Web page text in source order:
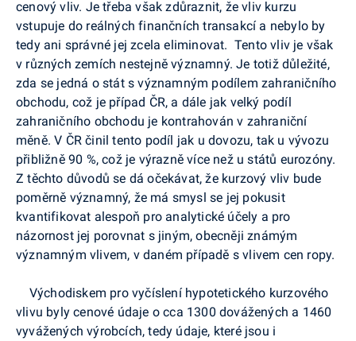
cenový vliv. Je třeba však zdůraznit, že vliv kurzu
vstupuje do reálných finančních transakcí a nebylo by
tedy ani správné jej zcela eliminovat. Tento vliv je však
v různých zemích nestejně významný. Je totiž důležité,
zda se jedná o stát s významným podílem zahraničního
obchodu, což je případ ČR, a dále jak velký podíl
zahraničního obchodu je kontrahován v zahraniční
měně. V ČR činil tento podíl jak u dovozu, tak u vývozu
přibližně 90 %, což je výrazně více než u států eurozóny.
Z těchto důvodů se dá očekávat, že kurzový vliv bude
poměrně významný, že má smysl se jej pokusit
kvantifikovat alespoň pro analytické účely a pro
názornost jej porovnat s jiným, obecněji známým
významným vlivem, v daném případě s vlivem cen ropy.
Východiskem pro vyčíslení hypotetického kurzového
vlivu byly cenové údaje o cca 1300 dovážených a 1460
vyvážených výrobcích, tedy údaje, které jsou i